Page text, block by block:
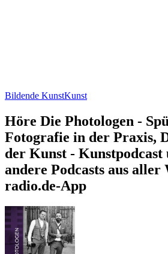
Bildende KunstKunst
Höre Die Photologen -
Fotografie in der Praxis,
der Kunst - Kunstpodcast
andere Podcasts aus
radio.de-App